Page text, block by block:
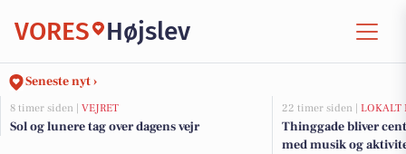
VORES Højslev
Seneste nyt ›
8 timer siden | VEJRET
Sol og lunere tag over dagens vejr
22 timer siden | LOKALT
Thinggade bliver
med musik og